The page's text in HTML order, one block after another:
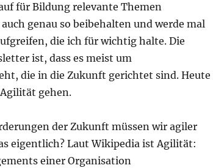
für Bildung relevante Themen
genau so beibehalten und werde mal
die ich für wichtig halte. Die
ist, dass es meist um
die in die Zukunft gerichtet sind. Heute
gehen.
der Zukunft müssen wir agiler
eigentlich? Laut Wikipedia ist Agilität:
einer Organisation